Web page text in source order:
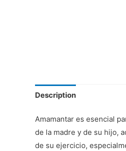
Description
Amamantar es esencial
de la madre y de su hijo,
de su ejercicio,